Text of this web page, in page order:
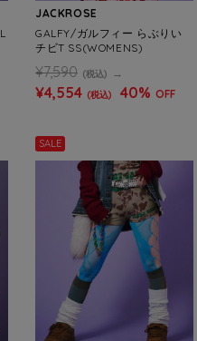
JACKROSE
GALFY/ガルフィー らぶりい
チビT SS(WOMENS)
¥7,590 (税込)
¥4,554 (税込) 40% OFF
SALE